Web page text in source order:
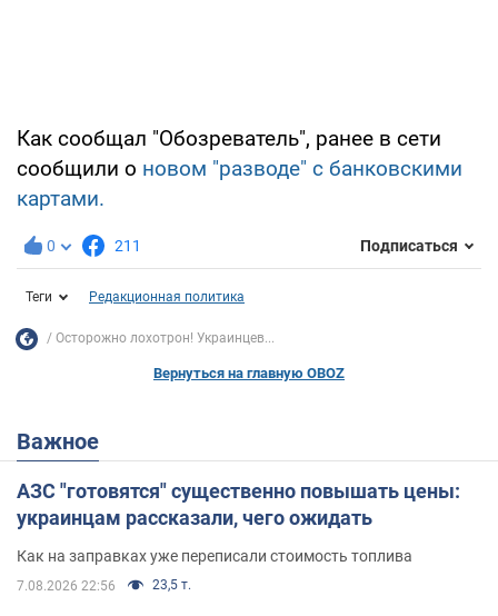
Как сообщал "Обозреватель", ранее в сети
сообщили о новом "разводе" с банковскими
картами.
0 211 Подписаться
Теги Редакционная политика
Осторожно лохотрон! Украинцев...
Вернуться на главную OBOZ
Важное
АЗС "готовятся" существенно повышать цены:
украинцам рассказали, чего ожидать
Как на заправках уже переписали стоимость топлива
7.08.2026 22:56 23,5 т.